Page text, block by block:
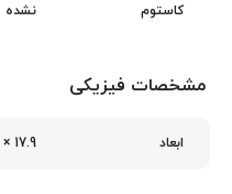
کاستوم نشده
مشخصات فیزیکی
ابعاد 17.9 × 239.5 × 343.4 میلی‌ متر